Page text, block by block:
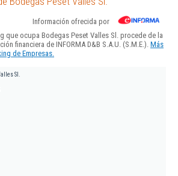
Información ofrecida por
que ocupa Bodegas Peset Valles Sl. procede de la
financiera de INFORMA D&B S.A.U. (S.M.E.). Más
de Empresas.
Sl.